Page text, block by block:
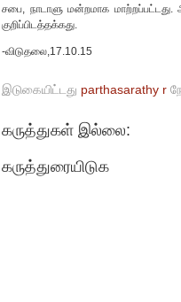
சபை, நாடாளு மன்றமாக மாற்றப்பட்டது.
குறிப்பிடத்தக்கது.
-விடுதலை,17.10.15
இடுகையிட்டது parthasarathy r
கருத்துகள் இல்லை:
கருத்துரையிடுக